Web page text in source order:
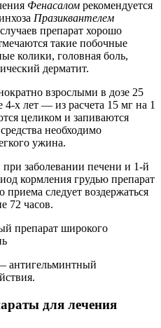
Фенасалом рекомендуется
Празиквантелем
препарат хорошо
такие побочные
колики, головная боль,
дерматит.
взрослыми в дозе 25
4-х лет — из расчета 15 мг на 1
целиком и запиваются
необходимо
ужина.
заболевании печени и 1-й
кормления грудью препарат
следует воздержаться
72 часов.
антигельминтный
для лечения